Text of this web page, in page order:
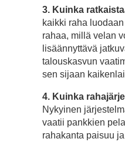
3. Kuinka
kaikki raha
rahaa, millä velan
lisäännyttävä
talouskasvun
sen sijaan
4. Kuinka
Nykyinen
vaatii pankkien
rahakanta paisuu